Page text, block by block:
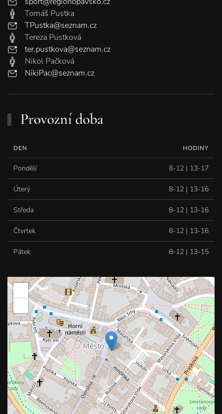
Tomáš Pustka
TPustka@seznam.cz
Tereza Pustková
ter.pustkova@seznam.cz
Nikol Pačková
NikiPac@seznam.cz
Provozní doba
DEN HODINY
Pondělí 8-12 | 13-17
Úterý 8-12 | 13-16
Středa 8-12 | 13-16
Čtvrtek 8-12 | 13-16
Pátek 8-12 | 13-15